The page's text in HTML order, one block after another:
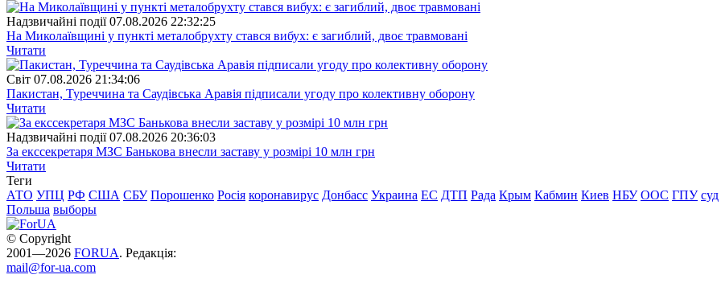
Надзвичайні події 07.08.2026 22:32:25
На Миколаївщині у пункті металобрухту стався вибух: є загиблий, двоє травмовані
Читати
Свiт 07.08.2026 21:34:06
Пакистан, Туреччина та Саудівська Аравія підписали угоду про колективну оборону
Читати
Надзвичайні події 07.08.2026 20:36:03
За екссекретаря МЗС Банькова внесли заставу у розмірі 10 млн грн
Читати
Теги
АТО УПЦ РФ США СБУ Порошенко Росія коронавирус Донбасс Украина ЕС ДТП Рада Крым Кабмин Киев НБУ ООС ГПУ суд
Польша выборы
© Copyright
2001—2026 FORUA. Редакція:
mail@for-ua.com